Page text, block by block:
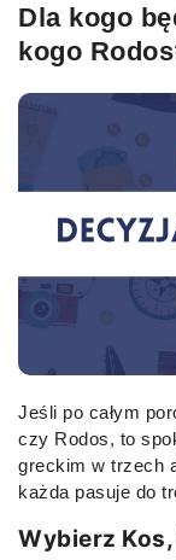
Dla kogo
kogo
Jeśli po całym
czy Rodos, to
greckim w trzech
każda pasuje do
Wybierz